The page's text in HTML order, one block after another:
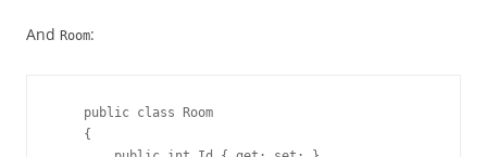
And Room:
    public class Room
    {